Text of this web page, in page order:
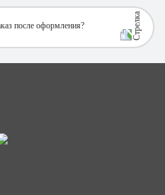
после оформления?